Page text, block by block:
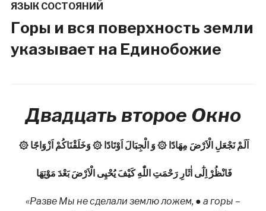
ЯЗЫК СОСТОЯНИЙ
Горы и вся поверхность земли
указывает на Единобожие
Двадцать второе Окно
فَانْظُرْ اِلٰٓى اٰثَارِ رَحْمَتِ اللّٰهِ كَيْفَ يُحْيِى الْاَرْضَ بَعْدَ مَوْتِهَا
«Разве Мы не сделали землю ложем, ● а горы –